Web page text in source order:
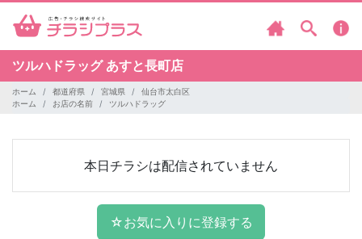
ツルハドラッグ あすと長町店
ホーム 都道府県 宮城県
仙台市太白区
ホーム
お店の名前 ツルハドラッグ
本日チラシは配信されていません